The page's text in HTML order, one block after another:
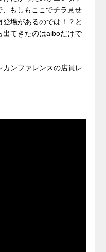
もしもここでチラ見せ
場があるのでは！？と
出てきたのはaiboだけで
カンファレンスの店員レ